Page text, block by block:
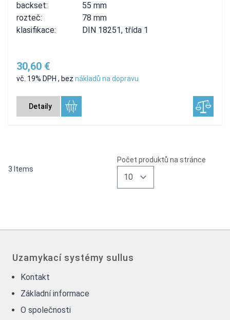
backset:
55 mm
rozteč:
78 mm
klasifikace:
DIN 18251, třída 1
30,60 €
vč. 19% DPH , bez nákladů na dopravu
Detaily
3 Items
Počet produktů na stránce
Uzamykací systémy sullus
Kontakt
Základní informace
O společnosti